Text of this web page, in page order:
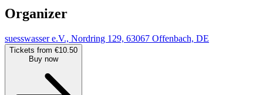
Organizer
suesswasser e.V., Nordring 129, 63067 Offenbach, DE
Tickets from €10.50
Buy now